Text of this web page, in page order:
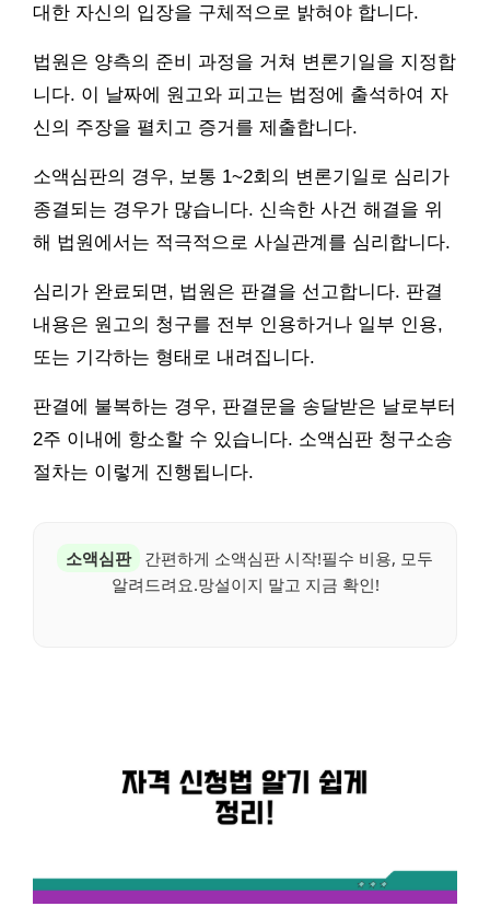
대한 자신의 입장을 구체적으로 밝혀야 합니다.
법원은 양측의 준비 과정을 거쳐 변론기일을 지정합
니다. 이 날짜에 원고와 피고는 법정에 출석하여 자
신의 주장을 펼치고 증거를 제출합니다.
소액심판의 경우, 보통 1~2회의 변론기일로 심리가
종결되는 경우가 많습니다. 신속한 사건 해결을 위
해 법원에서는 적극적으로 사실관계를 심리합니다.
심리가 완료되면, 법원은 판결을 선고합니다. 판결
내용은 원고의 청구를 전부 인용하거나 일부 인용,
또는 기각하는 형태로 내려집니다.
판결에 불복하는 경우, 판결문을 송달받은 날로부터
2주 이내에 항소할 수 있습니다. 소액심판 청구소송
절차는 이렇게 진행됩니다.
소액심판
간편하게 소액심판 시작!필수 비용, 모두
알려드려요.망설이지 말고 지금 확인!